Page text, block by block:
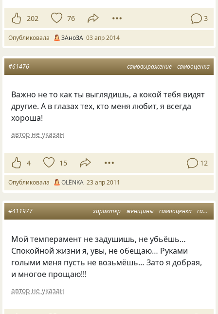
202 76 3
Опубликовала ЗАноЗА 03 апр 2014
самовыражение самооценка
#61476
Важно не то как ты выглядишь, а кокой тебя видят
другие. А в глазах тех, кто меня любит, я всегда
хороша!
автор не указан
4 15 12
Опубликовала OLЁNKA 23 апр 2011
характер женщины самооценка самоирония
#411977
Мой темперамент не задушишь, не убьёшь…
Спокойной жизни я, увы, не обещаю… Руками
голыми меня пусть не возьмёшь… Зато я добрая,
и многое прощаю!!!
автор не указан